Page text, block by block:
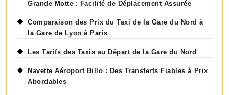
Grande Motte : Facilité de Déplacement Assurée
Comparaison des Prix du Taxi de la Gare du Nord à
la Gare de Lyon à Paris
Les Tarifs des Taxis au Départ de la Gare du Nord
Navette Aéroport Billo : Des Transferts Fiables à Prix
Abordables